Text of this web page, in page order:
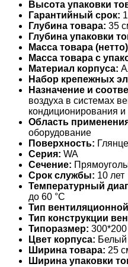
Высота упаковки
Гарантийный срок:
Глубина товара: 35
Глубина упаковки
Масса товара
Масса товара с
Материал корпуса:
Набор крепежных
Назначение и
воздуха в системах
кондиционирования
Область
оборудование
Поверхность:
Серия: WA
Сечение:
Срок службы: 10 лет
Температурный
до 60 °С
Тип
Тип конструкции
Типоразмер:
Цвет корпуса: Белый
Ширина товара: 25
Ширина упаковки